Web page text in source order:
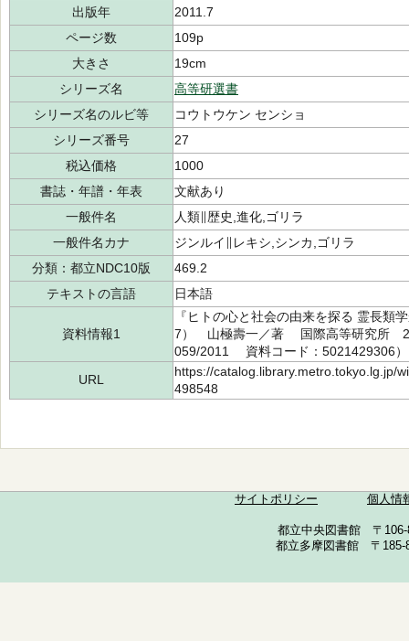
出版年
2011.7
ページ数
109p
大きさ
19cm
シリーズ名
高等研選書
シリーズ名のルビ等
コウトウケン センショ
シリーズ番号
27
税込価格
1000
書誌・年譜・年表
文献あり
一般件名
人類∥歴史,進化,ゴリラ
一般件名カナ
ジンルイ∥レキシ,シンカ,ゴリラ
分類：都立NDC10版
469.2
テキストの言語
日本語
資料情報1
『ヒトの心と社会の由来を探る 霊長類
7） 山極壽一／著 国際高等研究所
059/2011 資料コード：5021429306）
URL
https://catalog.library.metro.tokyo.lg.jp/
498548
サイトポリシー 個人情
都立中央図書館 〒
都立多摩図書館 〒185-